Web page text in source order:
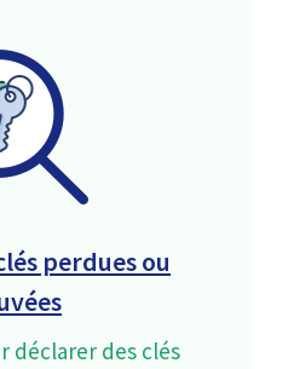
perdues ou
déclarer des clés